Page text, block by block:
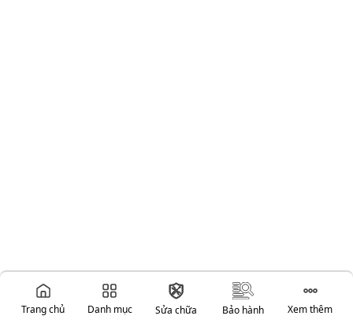
Trang chủ Danh mục Sửa chữa Bảo hành Xem thêm